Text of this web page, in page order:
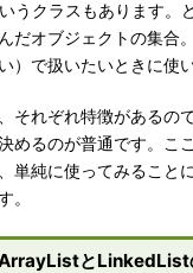
うクラスもあります。
だオブジェクトの集合
）で扱いたいときに使い
それぞれ特徴があるの
めるのが普通です。こ
単純に使ってみること
。
とLinkedList